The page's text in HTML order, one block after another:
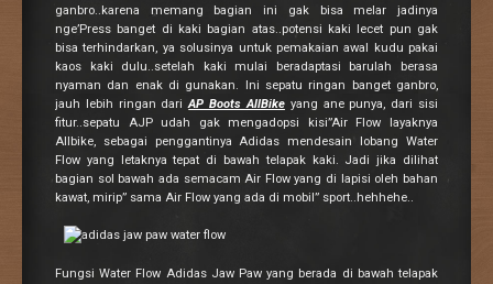
ganbro..karena memang bagian ini gak bisa melar jadinya
nge’Press banget di kaki bagian atas..potensi kaki lecet pun gak
bisa terhindarkan, ya solusinya untuk pemakaian awal kudu pakai
kaos kaki dulu..setelah kaki mulai beradaptasi barulah berasa
nyaman dan enak di gunakan. Ini sepatu ringan banget ganbro,
jauh lebih ringan dariAP Boots AllBikeyang ane punya, dari sisi
fitur..sepatu AJP udah gak mengadopsi kisi”Air Flow layaknya
Allbike, sebagai penggantinya Adidas mendesain lobang Water
Flow yang letaknya tepat di bawah telapak kaki. Jadi jika dilihat
bagian sol bawah ada semacam Air Flow yang di lapisi oleh bahan
kawat, mirip” sama Air Flow yang ada di mobil” sport..hehhehe..
Fungsi Water Flow Adidas Jaw Paw yang berada di bawah telapak